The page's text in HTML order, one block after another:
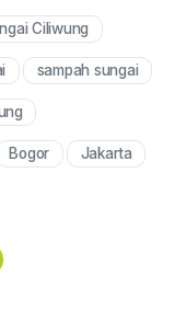
Mute
Ciliwung
sampah sungai
Bogor Jakarta